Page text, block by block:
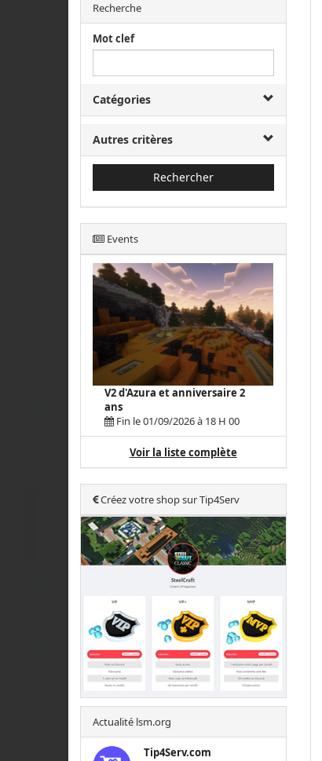
Recherche
Mot clef
Catégories
Autres critères
Rechercher
Events
V2 d'Azura et anniversaire 2
ans
Fin le 01/09/2026 à 18 H 00
Voir la liste complète
Créez votre shop sur Tip4Serv
Actualité lsm.org
Tip4Serv.com